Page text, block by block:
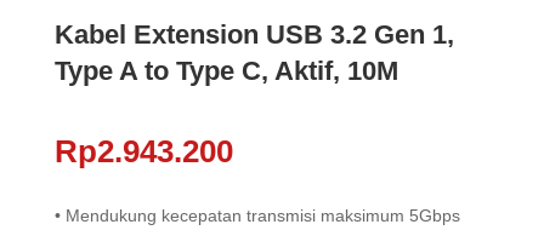
Kabel Extension USB 3.2 Gen 1,
Type A to Type C, Aktif, 10M
Rp2.943.200
• Mendukung kecepatan transmisi maksimum 5Gbps